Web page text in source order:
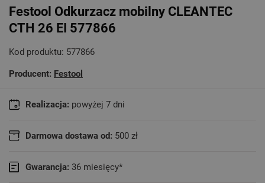
Festool Odkurzacz mobilny CLEANTEC
CTH 26 EI 577866
Kod produktu: 577866
Producent: Festool
Realizacja: powyżej 7 dni
Darmowa dostawa od: 500 zł
Gwarancja: 36 miesięcy*